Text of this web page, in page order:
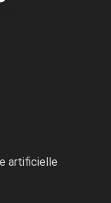
artificielle